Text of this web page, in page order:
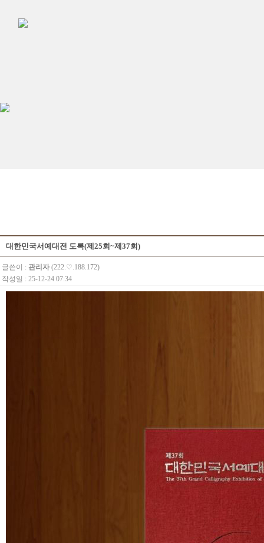
대한민국서예대전 도록(제25회~제37회)
글쓴이 : 관리자 (222.♡.188.172)
작성일 : 25-12-24 07:34